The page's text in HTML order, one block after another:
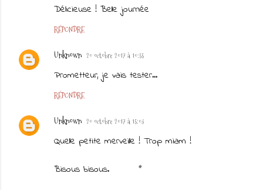
Délicieuse ! Belle journée
RÉPONDRE
Unknown 20 octobre 2017 à 10:55
Prometteur, je vais tester...
RÉPONDRE
Unknown 20 octobre 2017 à 15:03
Quelle petite merveille ! Trop miam !
Bisous bisous.